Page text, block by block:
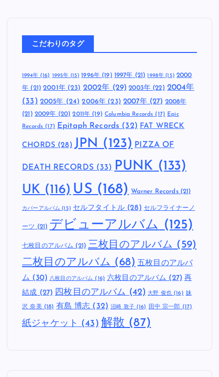
こだわりのタグ
1994年(16) 1995年 (15) 1996年(19) 1997年 (21) 1998年 (15) 2000
年 (21) 2001年(23) 2002年 (29) 2003年 (22) 2004年
(33) 2005年 (24) 2006年 (23) 2007年(27) 2008年
(21) 2009年 (20) 2011年 (19) Columbia Records (17) Epic
Records (17) Epitaph Records (32) FAT WRECK
CHORDS (28) JPN (123) PIZZA OF
DEATH RECORDS (33) PUNK (133)
UK (116) US (168) Warner Records(21)
カバーアルバム (15) セルフタイトル(28) セルフライナーノ
ーツ (21) デビューアルバム (125)
七枚目のアルバム (21) 三枚目のアルバム (59)
二枚目のアルバム (68) 五枚目のアルバ
ム (30) 八枚目のアルバム (16) 六枚目のアルバム (27) 再
結成 (27) 四枚目のアルバム (42) 大野 俊也(16) 妹
沢 奈美(18) 有島 博志 (32) 沼崎 敦子(16) 田中 宗一郎 (17)
紙ジャケット (43) 解散 (87)